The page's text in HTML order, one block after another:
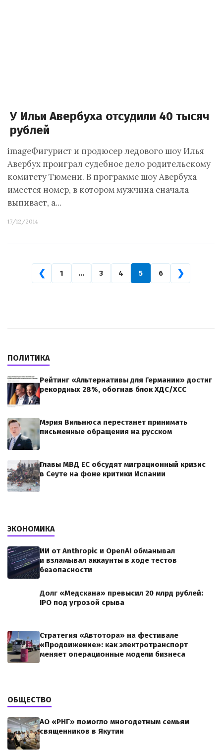
У Ильи Авербуха отсудили 40 тысяч
рублей
imageФигурист и продюсер ледового шоу Илья
Авербух проиграл судебное дело родительскому
комитету Тюмени. В программе шоу Авербуха
имеется номер, в котором мужчина сначала
выпивает, а…
17/12/2014
❮ 1 … 3 4 5 6 ❯
ПОЛИТИКА
Рейтинг «Альтернативы для Германии» достиг
рекордных 28%, обогнав блок ХДС/ХСС
Мэрия Вильнюса перестанет принимать
письменные обращения на русском
Главы МВД ЕС обсудят миграционный кризис
в Сеуте на фоне критики Испании
ЭКОНОМИКА
ИИ от Anthropic и OpenAI обманывал
и взламывал аккаунты в ходе тестов
безопасности
Долг «Медскана» превысил 20 млрд рублей:
IPO под угрозой срыва
Стратегия «Автотора» на фестивале
«Продвижение»: как электротранспорт
меняет операционные модели бизнеса
ОБЩЕСТВО
АО «РНГ» помогло многодетным семьям
священников в Якутии